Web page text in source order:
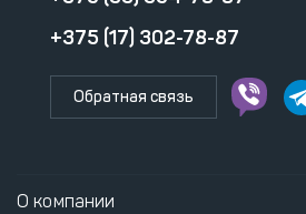
+375 (17) 302-78-87
Обратная связь
О компании